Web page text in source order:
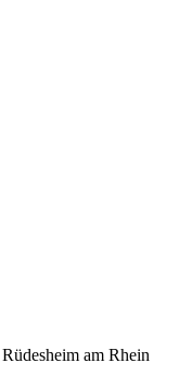
Rüdesheim am Rhein